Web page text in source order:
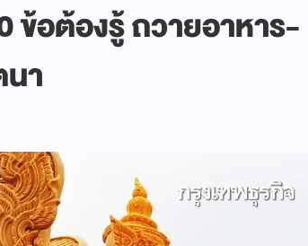
ข้อต้องรู้ ถวายอาหาร-
า